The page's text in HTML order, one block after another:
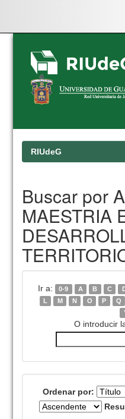
Skip
navigation
RIUdeG
Buscar por
MAESTRIA
Ir a: 0-9 A B C
L
M N O P Q
O introducir
Ordenar por: